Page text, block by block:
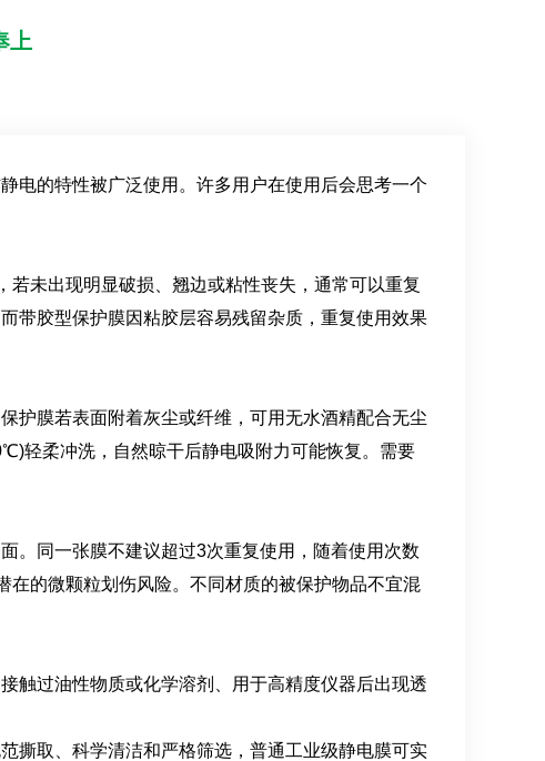
上
电的特性被广泛使用。许多用户在使用后会思考一个
未出现明显破损、翘边或粘性丧失，通常可以重复
带胶型保护膜因粘胶层容易残留杂质，重复使用效果
膜若表面附着灰尘或纤维，可用无水酒精配合无尘
轻柔冲洗，自然晾干后静电吸附力可能恢复。需要
同一张膜不建议超过3次重复使用，随着使用次数
的微颗粒划伤风险。不同材质的被保护物品不宜混
过油性物质或化学溶剂、用于高精度仪器后出现透
取、科学清洁和严格筛选，普通工业级静电膜可实